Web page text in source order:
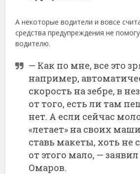
А некоторые водители и вовсе
средства предупреждения не
водителю.
— Как по мне, все это
например,
скорость на зебре, в
от того, есть ли там
нет. А если сейчас
«летает» на своих
ставь макеты, хоть не
от этого мало, —
Омаров.